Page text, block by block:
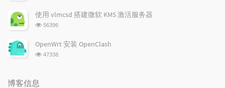
次
数:
使用 vlmcsd 搭建微软 KMS 激活服务器
浏
次
56396
OpenWrt 安装 OpenClash
浏
47338
博客信息